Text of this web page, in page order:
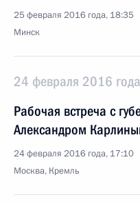
25 февраля 2016 года, 18:35
Минск
24 февраля 2016
Рабочая встреча с
Александром
24 февраля 2016 года, 17:10
Москва, Кремль